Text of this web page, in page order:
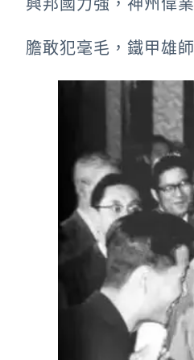
興邦國力強，神州偉
膽敢犯毫毛，鐵甲雄